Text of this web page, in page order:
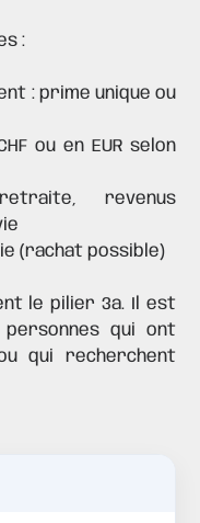
:
: prime unique ou
ou en EUR selon
revenus
(rachat possible)
le pilier 3a. Il est
qui ont
qui recherchent